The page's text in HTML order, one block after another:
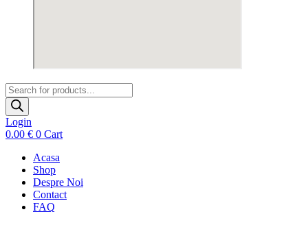
Products
search
Login
0.00 € 0 Cart
Acasa
Shop
Despre Noi
Contact
FAQ